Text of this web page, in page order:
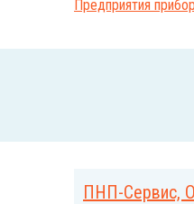
Предприятия
ПНП-Сервис,